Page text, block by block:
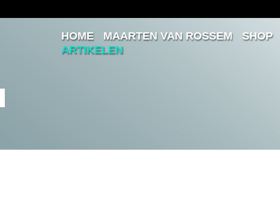
InloggenHOME MAARTEN VAN ROSSEM SHOP
ARTIKELEN